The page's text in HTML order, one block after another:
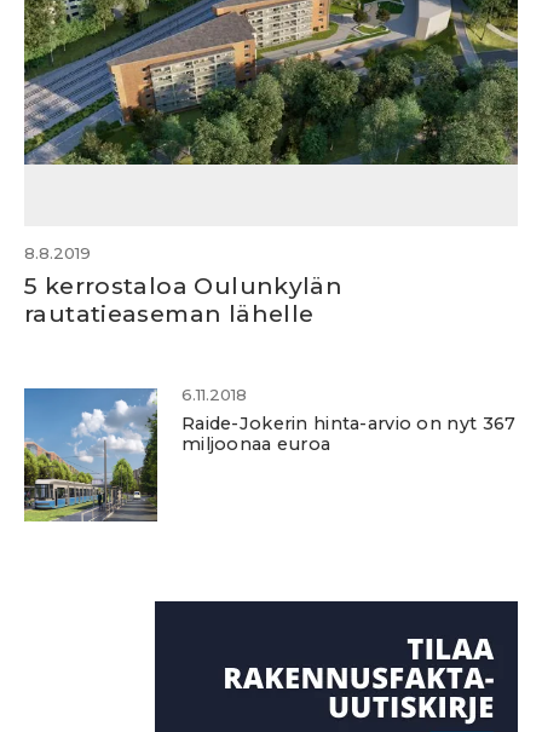
8.8.2019
5 kerrostaloa Oulunkylän
rautatieaseman lähelle
6.11.2018
Raide-Jokerin hinta-arvio on nyt 367
miljoonaa euroa